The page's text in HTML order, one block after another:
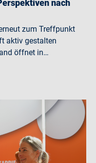
nach
zum Treffpunkt
aktiv gestalten
öffnet in…